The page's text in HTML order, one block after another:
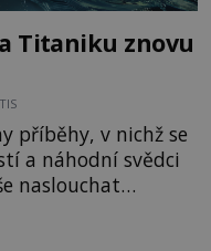
Titaniku znovu
příběhy, v nichž se
a náhodní svědci
naslouchat
ozvěny
kolem nás? Jsou